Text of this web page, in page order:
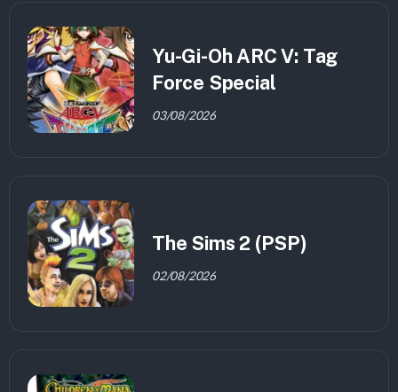
Yu-Gi-Oh ARC V: Tag
Force Special
03/08/2026
The Sims 2 (PSP)
02/08/2026